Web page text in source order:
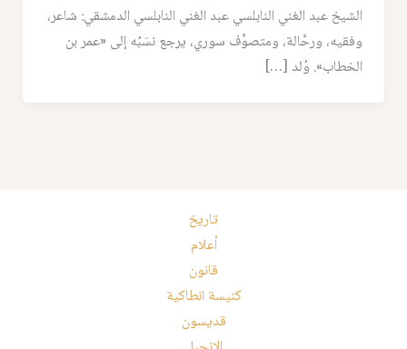
الشيخ عبد الغني النابلسي عبد الغني النابلسي الدمشقي: شاعر،
وفقيه، ورحَّالة، ومتصوِّف سوري، يرجع نسَبُه إلى «عمر بن
الخطاب». وُلد […]
تاريخ
أعلام
قانون
كنيسة انطاكية
قديسون